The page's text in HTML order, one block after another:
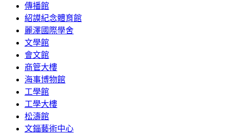
傳播館
紹謨紀念體育館
麗澤國際學舍
文學館
會文館
商管大樓
海事博物館
工學館
工學大樓
松濤館
文錙藝術中心